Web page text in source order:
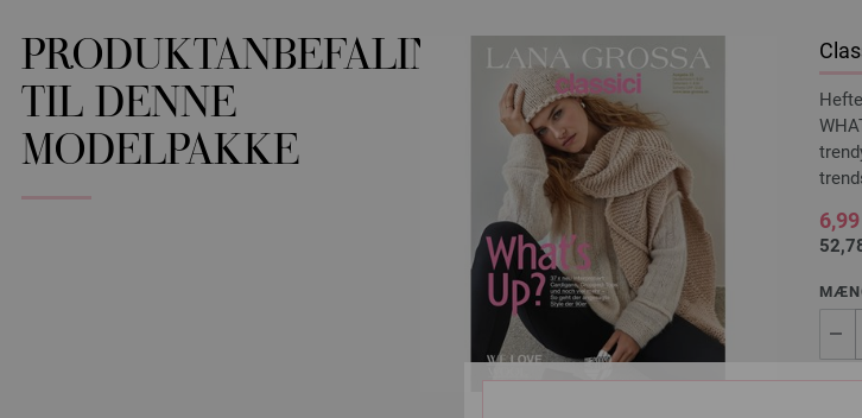
PRODUKTANBEFALINGER
TIL DENNE
MODELPAKKE